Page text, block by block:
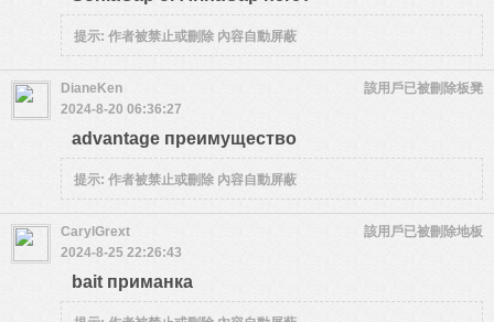
提示: 作者被禁止或刪除 內容自動屏蔽
板凳
DianeKen
該用戶已被刪除
2024-8-20 06:36:27
advantage преимущество
提示: 作者被禁止或刪除 內容自動屏蔽
地板
CarylGrext
該用戶已被刪除
2024-8-25 22:26:43
bait приманка